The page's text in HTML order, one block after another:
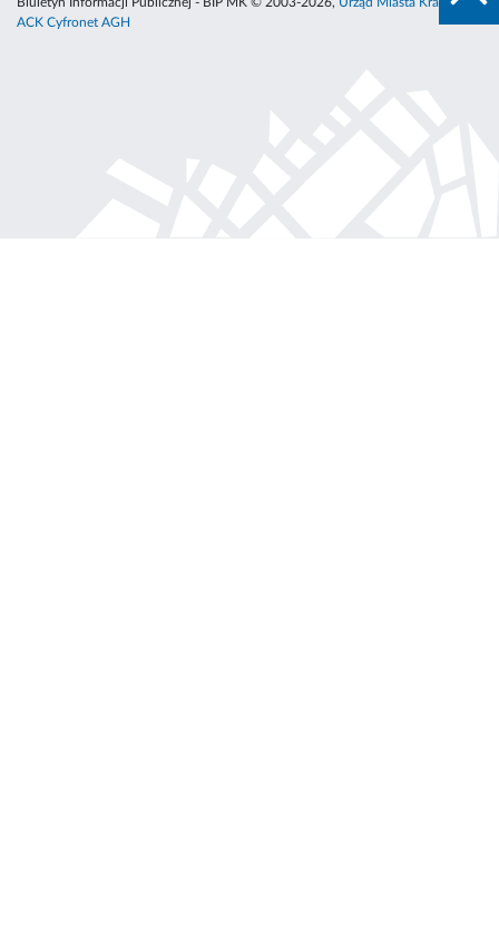
ACK Cyfronet AGH